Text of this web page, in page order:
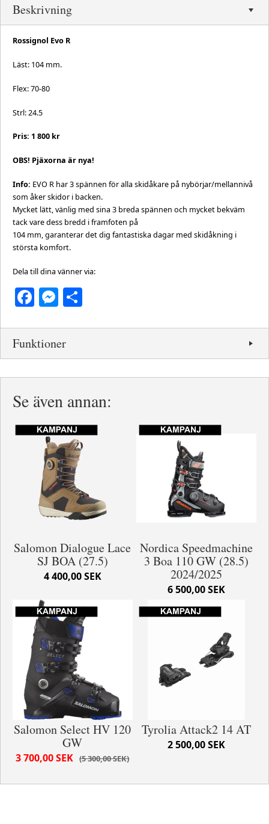
Beskrivning
Rossignol Evo R
Läst: 104 mm.
Flex: 70-80
Strl: 24.5
Pris: 1 800 kr
OBS! Pjäxorna är nya!
Info: EVO R har 3 spännen för alla skidåkare på nybörjar/mellannivå
som åker skidor i backen.
Mycket lätt, vänlig med sina 3 breda spännen och mycket bekväm
tack vare dess bredd i framfoten på
104 mm, garanterar det dig fantastiska dagar med skidåkning i
största komfort.
Dela till dina vänner via:
Facebook
Messenger
Funktioner
Se även annan:
Salomon Dialogue Lace
SJ BOA (27.5)
4 400,00 SEK
Nordica Speedmachine
3 Boa 110 GW (28.5)
2024/2025
6 500,00 SEK
Salomon Select HV 120
GW
5 300,00 SEK
3 700,00 SEK
Tyrolia Attack2 14 AT
2 500,00 SEK